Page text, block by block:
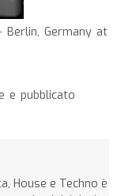
Berlin, Germany at
e pubblicato
House e Techno è